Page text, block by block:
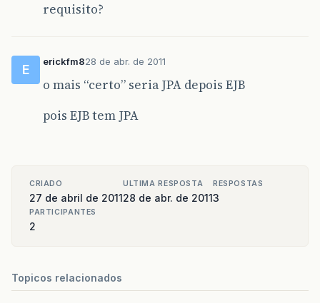
requisito?
E
erickfm828 de abr. de 2011
o mais “certo” seria JPA depois EJB
pois EJB tem JPA
CRIADO
27 de abril de 2011
ULTIMA RESPOSTA
28 de abr. de 2011
RESPOSTAS
3
PARTICIPANTES
2
Topicos relacionados